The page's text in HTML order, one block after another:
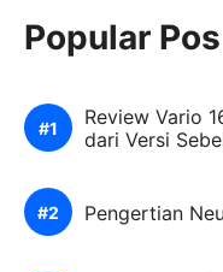
Popular Pos
Review Vario
dari Versi
Pengertian